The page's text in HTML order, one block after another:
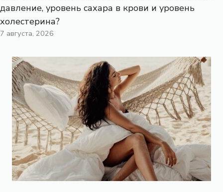
давление, уровень сахара в крови и уровень
холестерина?
7 августа, 2026